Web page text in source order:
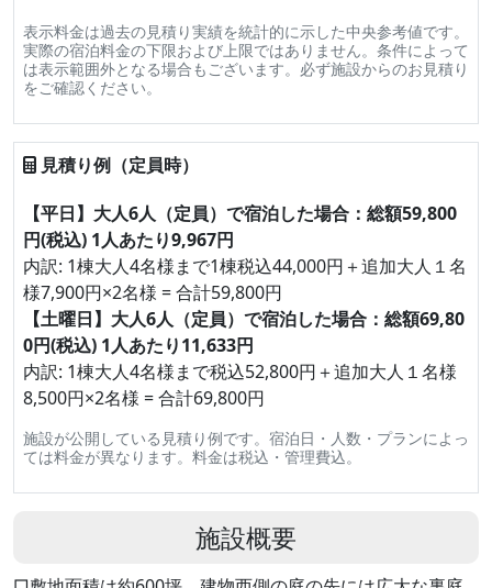
表示料金は過去の見積り実績を統計的に示した中央参考値です。
実際の宿泊料金の下限および上限ではありません。条件によって
は表示範囲外となる場合もございます。必ず施設からのお見積り
をご確認ください。
見積り例（定員時）
【平日】大人6人（定員）で宿泊した場合：総額59,800
円(税込) 1人あたり9,967円
内訳: 1棟大人4名様まで1棟税込44,000円＋追加大人１名
様7,900円×2名様 = 合計59,800円
【土曜日】大人6人（定員）で宿泊した場合：総額69,80
0円(税込) 1人あたり11,633円
内訳: 1棟大人4名様まで税込52,800円＋追加大人１名様
8,500円×2名様 = 合計69,800円
施設が公開している見積り例です。宿泊日・人数・プランによっ
ては料金が異なります。料金は税込・管理費込。
施設概要